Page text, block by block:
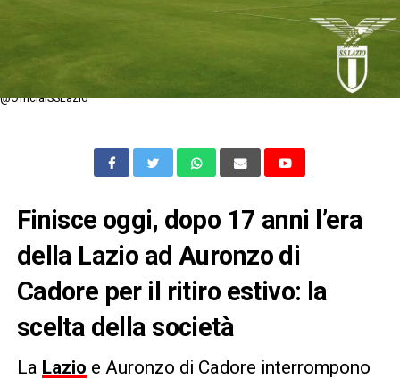
@OfficialSSLazio
Finisce oggi, dopo 17 anni l’era
della Lazio ad Auronzo di
Cadore per il ritiro estivo: la
scelta della società
La Lazio e Auronzo di Cadore interrompono